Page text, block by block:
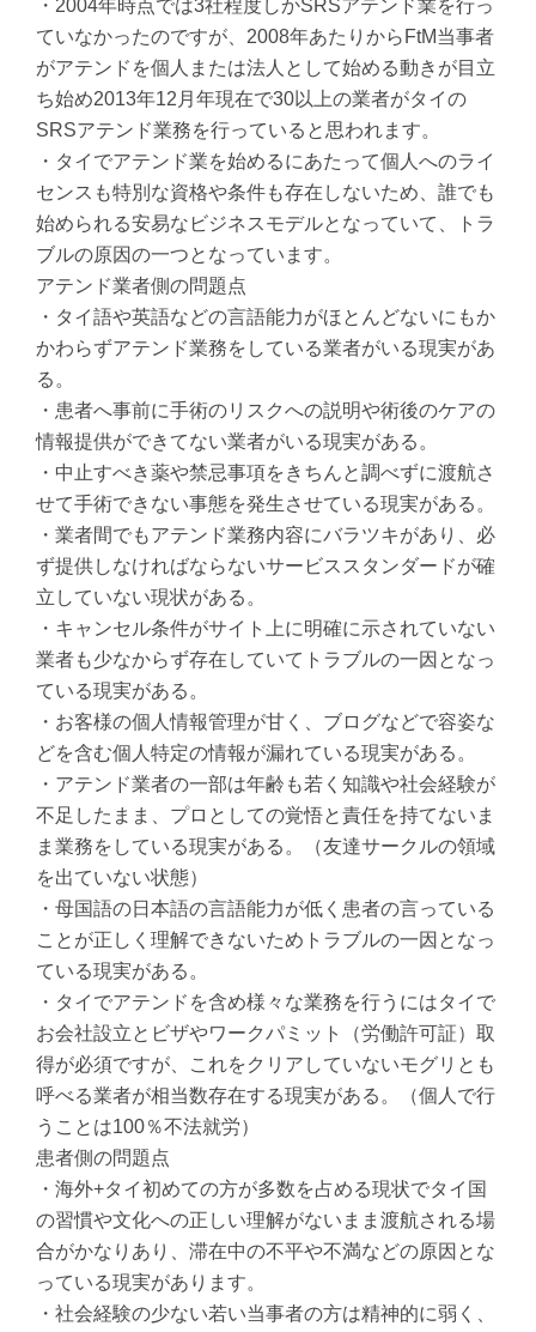
・2004年時点では3社程度しかSRSアテンド業を行っ
ていなかったのですが、2008年あたりからFtM当事者
がアテンドを個人または法人として始める動きが目立
ち始め2013年12月年現在で30以上の業者がタイの
SRSアテンド業務を行っていると思われます。
・タイでアテンド業を始めるにあたって個人へのライ
センスも特別な資格や条件も存在しないため、誰でも
始められる安易なビジネスモデルとなっていて、トラ
ブルの原因の一つとなっています。
アテンド業者側の問題点
・タイ語や英語などの言語能力がほとんどないにもか
かわらずアテンド業務をしている業者がいる現実があ
る。
・患者へ事前に手術のリスクへの説明や術後のケアの
情報提供ができてない業者がいる現実がある。
・中止すべき薬や禁忌事項をきちんと調べずに渡航さ
せて手術できない事態を発生させている現実がある。
・業者間でもアテンド業務内容にバラツキがあり、必
ず提供しなければならないサービススタンダードが確
立していない現状がある。
・キャンセル条件がサイト上に明確に示されていない
業者も少なからず存在していてトラブルの一因となっ
ている現実がある。
・お客様の個人情報管理が甘く、ブログなどで容姿な
どを含む個人特定の情報が漏れている現実がある。
・アテンド業者の一部は年齢も若く知識や社会経験が
不足したまま、プロとしての覚悟と責任を持てないま
ま業務をしている現実がある。（友達サークルの領域
を出ていない状態）
・母国語の日本語の言語能力が低く患者の言っている
ことが正しく理解できないためトラブルの一因となっ
ている現実がある。
・タイでアテンドを含め様々な業務を行うにはタイで
お会社設立とビザやワークパミット（労働許可証）取
得が必須ですが、これをクリアしていないモグリとも
呼べる業者が相当数存在する現実がある。（個人で行
うことは100％不法就労）
患者側の問題点
・海外+タイ初めての方が多数を占める現状でタイ国
の習慣や文化への正しい理解がないまま渡航される場
合がかなりあり、滞在中の不平や不満などの原因とな
っている現実があります。
・社会経験の少ない若い当事者の方は精神的に弱く、